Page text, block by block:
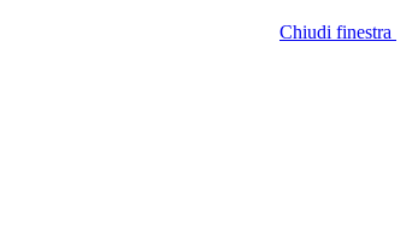
Chiudi finestra